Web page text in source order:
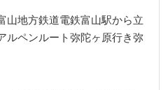
山地方鉄道電鉄富山駅から立
ペンルート弥陀ヶ原行き弥